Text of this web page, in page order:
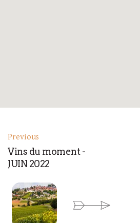
Previous
Vins du moment -
JUIN 2022